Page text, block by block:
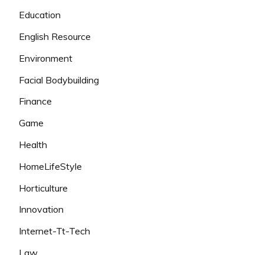
Education
English Resource
Environment
Facial Bodybuilding
Finance
Game
Health
HomeLifeStyle
Horticulture
Innovation
Internet-Tt-Tech
Law